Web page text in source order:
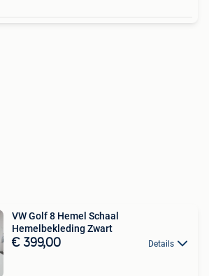
VW Golf 8 Hemel Schaal
Hemelbekleding Zwart
€ 399,00 Details